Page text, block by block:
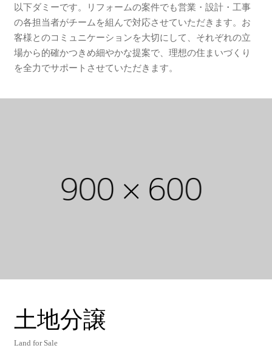
以下ダミーです。リフォームの案件でも営業・設計・工事
の各担当者がチームを組んで対応させていただきます。お
客様とのコミュニケーションを大切にして、それぞれの立
場から的確かつきめ細やかな提案で、理想の住まいづくり
を全力でサポートさせていただきます。
土地分譲
Land for Sale